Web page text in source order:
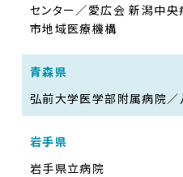
センター／愛広会 新潟中
市地域医療機構
青森県
弘前大学医学部附属病院
岩手県
岩手県立病院